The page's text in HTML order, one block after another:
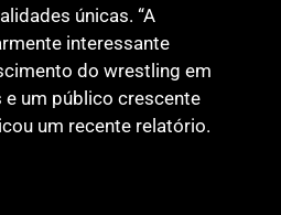
únicas. “A
interessante
do wrestling em
um público crescente
um recente relatório.